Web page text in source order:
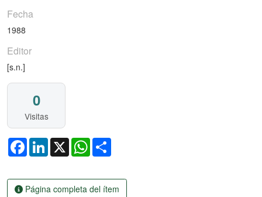
Fecha
1988
Editor
[s.n.]
0
Visitas
FacebookLinkedIn
X WhatsApp
Página completa del ítem